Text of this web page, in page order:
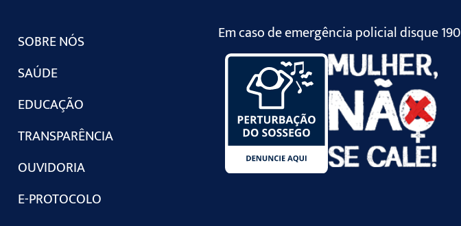
SOBRE NÓS
SAÚDE
EDUCAÇÃO
TRANSPARÊNCIA
OUVIDORIA
E-PROTOCOLO
Em caso de emergência policial disque 190